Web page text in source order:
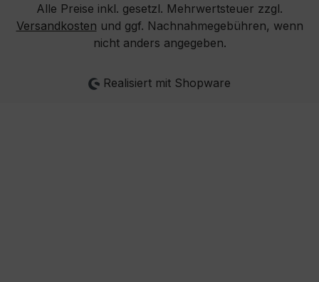
Alle Preise inkl. gesetzl. Mehrwertsteuer zzgl.
Versandkosten und ggf. Nachnahmegebühren, wenn
nicht anders angegeben.
Realisiert mit Shopware